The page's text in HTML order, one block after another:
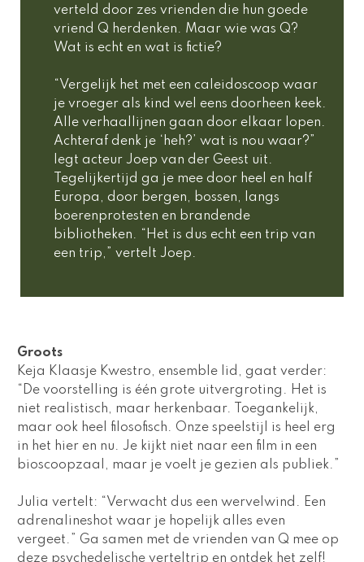
verteld door zes vrienden die hun goede
vriend Q herdenken. Maar wie was Q?
Wat is echt en wat is fictie?
“Vergelijk het met een caleidoscoop waar
je vroeger als kind wel eens doorheen keek.
Alle verhaallijnen gaan door elkaar lopen.
Achteraf denk je ‘heh?’ wat is nou waar?”
legt acteur Joep van der Geest uit.
Tegelijkertijd ga je mee door heel en half
Europa, door bergen, bossen, langs
boerenprotesten en brandende
bibliotheken. “Het is dus echt een trip van
een trip,” vertelt Joep.
Groots
Keja Klaasje Kwestro, ensemble lid, gaat verder:
“De voorstelling is één grote uitvergroting. Het is
niet realistisch, maar herkenbaar. Toegankelijk,
maar ook heel filosofisch. Onze speelstijl is heel erg
in het hier en nu. Je kijkt niet naar een film in een
bioscoopzaal, maar je voelt je gezien als publiek.”
Julia vertelt: “Verwacht dus een wervelwind. Een
adrenalineshot waar je hopelijk alles even
vergeet.” Ga samen met de vrienden van Q mee op
deze psychedelische verteltrip en ontdek het zelf!